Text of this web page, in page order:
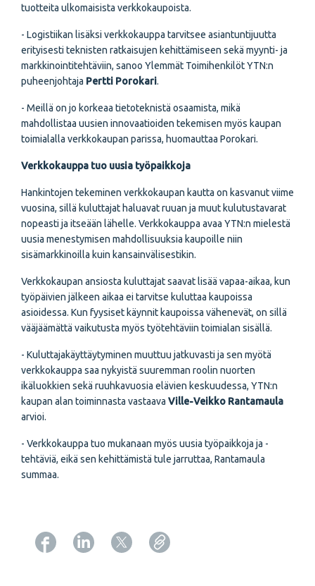
tuotteita ulkomaisista verkkokaupoista.
- Logistiikan lisäksi verkkokauppa tarvitsee asiantuntijuutta
erityisesti teknisten ratkaisujen kehittämiseen sekä myynti- ja
markkinointitehtäviin, sanoo Ylemmät Toimihenkilöt YTN:n
puheenjohtaja Pertti Porokari.
- Meillä on jo korkeaa tietoteknistä osaamista, mikä
mahdollistaa uusien innovaatioiden tekemisen myös kaupan
toimialalla verkkokaupan parissa, huomauttaa Porokari.
Verkkokauppa tuo uusia työpaikkoja
Hankintojen tekeminen verkkokaupan kautta on kasvanut viime
vuosina, sillä kuluttajat haluavat ruuan ja muut kulutustavarat
nopeasti ja itseään lähelle. Verkkokauppa avaa YTN:n mielestä
uusia menestymisen mahdollisuuksia kaupoille niin
sisämarkkinoilla kuin kansainvälisestikin.
Verkkokaupan ansiosta kuluttajat saavat lisää vapaa-aikaa, kun
työpäivien jälkeen aikaa ei tarvitse kuluttaa kaupoissa
asioidessa. Kun fyysiset käynnit kaupoissa vähenevät, on sillä
vääjäämättä vaikutusta myös työtehtäviin toimialan sisällä.
- Kuluttajakäyttäytyminen muuttuu jatkuvasti ja sen myötä
verkkokauppa saa nykyistä suuremman roolin nuorten
ikäluokkien sekä ruuhkavuosia elävien keskuudessa, YTN:n
kaupan alan toiminnasta vastaava Ville-Veikko Rantamaula
arvioi.
- Verkkokauppa tuo mukanaan myös uusia työpaikkoja ja -
tehtäviä, eikä sen kehittämistä tule jarruttaa, Rantamaula
summaa.